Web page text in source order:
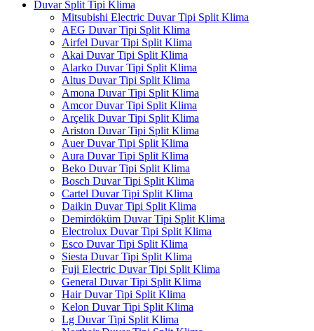
Duvar Split Tipi Klima
Mitsubishi Electric Duvar Tipi Split Klima
AEG Duvar Tipi Split Klima
Airfel Duvar Tipi Split Klima
Akai Duvar Tipi Split Klima
Alarko Duvar Tipi Split Klima
Altus Duvar Tipi Split Klima
Amona Duvar Tipi Split Klima
Amcor Duvar Tipi Split Klima
Arçelik Duvar Tipi Split Klima
Ariston Duvar Tipi Split Klima
Auer Duvar Tipi Split Klima
Aura Duvar Tipi Split Klima
Beko Duvar Tipi Split Klima
Bosch Duvar Tipi Split Klima
Cartel Duvar Tipi Split Klima
Daikin Duvar Tipi Split Klima
Demirdöküm Duvar Tipi Split Klima
Electrolux Duvar Tipi Split Klima
Esco Duvar Tipi Split Klima
Siesta Duvar Tipi Split Klima
Fuji Electric Duvar Tipi Split Klima
General Duvar Tipi Split Klima
Hair Duvar Tipi Split Klima
Kelon Duvar Tipi Split Klima
Lg Duvar Tipi Split Klima